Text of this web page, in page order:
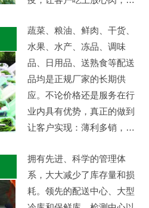
市场环节，…
蔬菜、粮油、鲜肉、干货、
水果、水产、冻品、调味
品、日用品、送熟食等配送
品均是正规厂家的长期供
应。不论价格还是服务在行
业内具有优势，真正的做到
让客户实现：薄利多销，物
拥有先进、科学的管理体
系，大大减少了库存量和损
耗。领先的配送中心、大型